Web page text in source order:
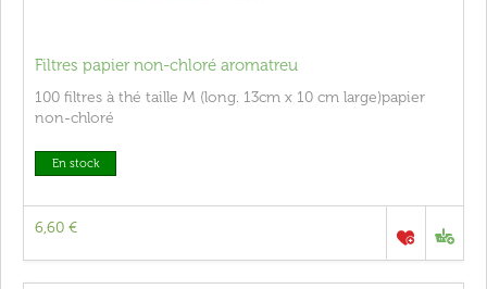
Filtres papier non-chloré aromatreu
100 filtres à thé taille M (long. 13cm x 10 cm large)papier
non-chloré
En stock
6,60 €